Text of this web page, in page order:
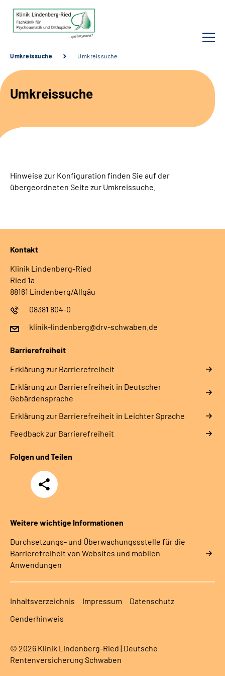
Unsere Klinik
Unsere Angebote
Service
Sozialdienste & Zuweisende
Gebärdensprache
Umkreissuche Umkreissuche
Umkreissuche
Hinweise zur Konfiguration finden Sie auf der
übergeordneten Seite zur Umkreissuche.
Kontakt
Klinik Lindenberg-Ried
Ried 1a
88161 Lindenberg/Allgäu
08381 804-0
klinik-lindenberg@drv-schwaben.de
Barrierefreiheit
Erklärung zur Barrierefreiheit
Erklärung zur Barrierefreiheit in Deutscher
Gebärdensprache
Erklärung zur Barrierefreiheit in Leichter Sprache
Feedback zur Barrierefreiheit
Folgen und Teilen
Teilen
Weitere wichtige Informationen
Durchsetzungs- und Überwachungssstelle für die
Barrierefreiheit von Websites und mobilen
Anwendungen
Inhaltsverzeichnis Impressum
Datenschutz
Genderhinweis
© 2026 Klinik Lindenberg-Ried | Deutsche
Rentenversicherung Schwaben